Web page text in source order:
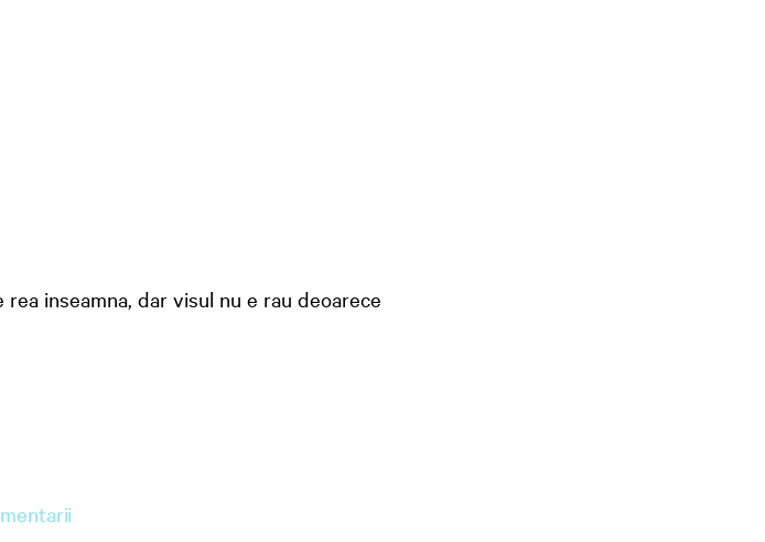
inseamna, dar visul nu e rau deoarece